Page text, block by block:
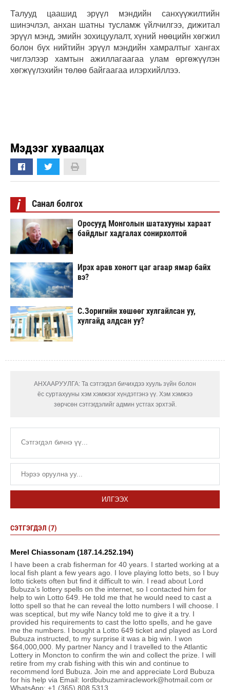
Талууд цаашид эрүүл мэндийн санхүүжилтийн
шинэчлэл, анхан шатны тусламж үйлчилгээ, дижитал
эрүүл мэнд, эмийн зохицуулалт, хүний нөөцийн хөгжил
болон бүх нийтийн эрүүл мэндийн хамралтыг хангах
чиглэлээр хамтын ажиллагаагаа улам өргөжүүлэн
хөгжүүлэхийн төлөө байгаагаа илэрхийллээ.
Мэдээг хуваалцах
i Санал болгох
Оросууд Монголын шатахууны хараат
байдлыг хадгалах сонирхолтой
Ирэх арав хоногт цаг агаар ямар байх
вэ?
С.Зоригийн хөшөөг хулгайлсан уу,
хулгайд алдсан уу?
АНХААРУУЛГА: Та сэтгэгдэл бичихдээ хууль зүйн болон
ёс суртахууны хэм хэмжээг хүндэтгэнэ үү. Хэм хэмжээ
зөрчсөн сэтгэгдэлийг админ устгах эрхтэй.
ИЛГЭЭХ
СЭТГЭГДЭЛ (7)
Merel Chiassonam (187.14.252.194)
I have been a crab fisherman for 40 years. I started working at a
local fish plant a few years ago. I love playing lotto bets, so I buy
lotto tickets often but find it difficult to win. I read about Lord
Bubuza's lottery spells on the internet, so I contacted him for
help to win Lotto 649. He told me that he would need to cast a
lotto spell so that he can reveal the lotto numbers I will choose. I
was sceptical, but my wife Nancy told me to give it a try. I
provided his requirements to cast the lotto spells, and he gave
me the numbers. I bought a Lotto 649 ticket and played as Lord
Bubuza instructed, to my surprise it was a big win. I won
$64,000,000. My partner Nancy and I travelled to the Atlantic
Lottery in Moncton to confirm the win and collect the prize. I will
retire from my crab fishing with this win and continue to
recommend lord Bubuza. Join me and appreciate Lord Bubuza
for his help via Email: lordbubuzamiraclework@hotmail.com or
WhatsApp: +1 (365) 808 5313